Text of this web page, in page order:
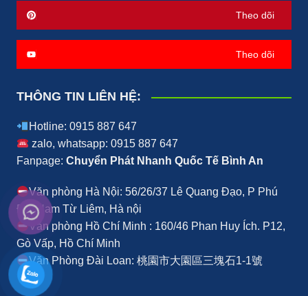
Theo dõi
Theo dõi
THÔNG TIN LIÊN HỆ:
Hotline: 0915 887 647
zalo, whatsapp: 0915 887 647
Fanpage: Chuyển Phát Nhanh Quốc Tế Bình An
Văn phòng Hà Nội: 56/26/37 Lê Quang Đạo, P Phú
Đô, Nam Từ Liêm, Hà nội
Văn phòng Hồ Chí Minh : 160/46 Phan Huy Ích. P12,
Gò Vấp, Hồ Chí Minh
Văn Phòng Đài Loan: 桃園市大園區三塊石1-1號